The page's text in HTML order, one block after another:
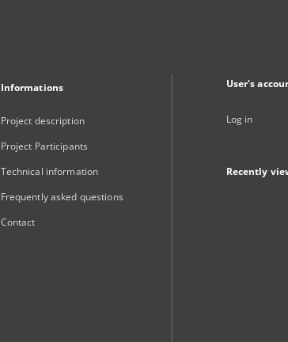
Informations
Project description
Project Participants
Technical information
Frequently asked questions
Contact
User's
Log in
Recently